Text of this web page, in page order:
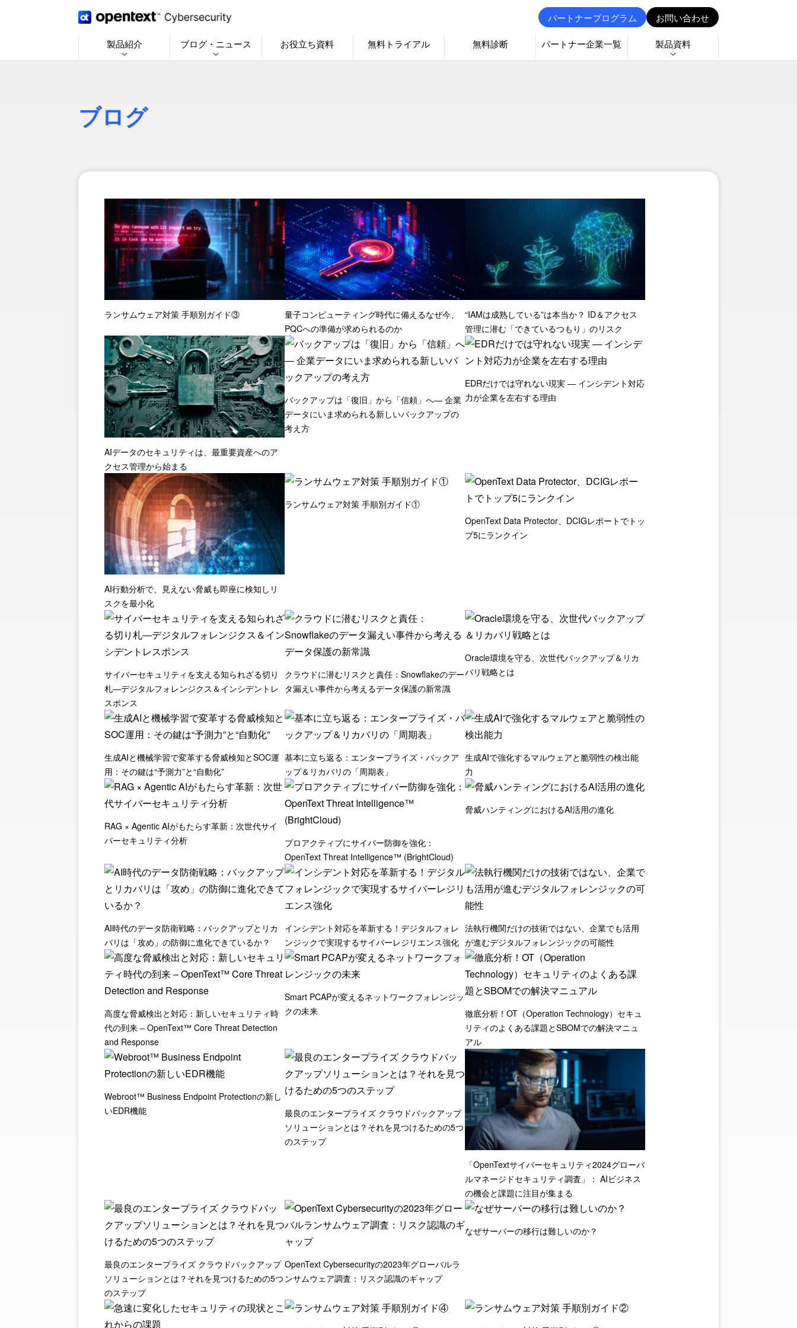
パートナープログラム お問い合わせ
製品紹介 ブログ・ニュース お役立ち資料 無料トライアル 無料診断 パートナー企業一覧 製品資料
ブログ
ランサムウェア対策 手順別ガイド③
量子コンピューティング時代に備えるなぜ今、
PQCへの準備が求められるのか
“IAMは成熟している”は本当か？ ID＆アクセス
管理に潜む「できているつもり」のリスク
AIデータのセキュリティは、最重要資産へのア
クセス管理から始まる
バックアップは「復旧」から「信頼」へ― 企業
データにいま求められる新しいバックアップの
考え方
EDRだけでは守れない現実 ― インシデント対応
力が企業を左右する理由
AI行動分析で、見えない脅威も即座に検知しリ
スクを最小化
ランサムウェア対策 手順別ガイド①
OpenText Data Protector、DCIGレポートでトッ
プ5にランクイン
サイバーセキュリティを支える知られざる切り
札―デジタルフォレンジクス＆インシデントレ
スポンス
クラウドに潜むリスクと責任：Snowflakeのデー
タ漏えい事件から考えるデータ保護の新常識
Oracle環境を守る、次世代バックアップ＆リカ
バリ戦略とは
生成AIと機械学習で変革する脅威検知とSOC運
用：その鍵は“予測力”と“自動化”
基本に立ち返る：エンタープライズ・バックア
ップ＆リカバリの「周期表」
生成AIで強化するマルウェアと脆弱性の検出能
力
RAG × Agentic AIがもたらす革新：次世代サイ
バーセキュリティ分析
プロアクティブにサイバー防御を強化：
OpenText Threat Intelligence™ (BrightCloud)
脅威ハンティングにおけるAI活用の進化
AI時代のデータ防衛戦略：バックアップとリカ
バリは「攻め」の防御に進化できているか？
インシデント対応を革新する！デジタルフォレ
ンジックで実現するサイバーレジリエンス強化
法執行機関だけの技術ではない、企業でも活用
が進むデジタルフォレンジックの可能性
高度な脅威検出と対応：新しいセキュリティ時
代の到来 – OpenText™ Core Threat Detection
and Response
Smart PCAPが変えるネットワークフォレンジッ
クの未来
徹底分析！OT（Operation Technology）セキュ
リティのよくある課題とSBOMでの解決マニュ
アル
Webroot™ Business Endpoint Protectionの新し
いEDR機能
最良のエンタープライズ クラウドバックアップ
ソリューションとは？それを見つけるための5つ
のステップ
「OpenTextサイバーセキュリティ2024グローバ
ルマネージドセキュリティ調査」： AIビジネス
の機会と課題に注目が集まる
最良のエンタープライズ クラウドバックアップ
ソリューションとは？それを見つけるための5つ
のステップ
OpenText Cybersecurityの2023年グローバルラ
ンサムウェア調査：リスク認識のギャップ
なぜサーバーの移行は難しいのか？